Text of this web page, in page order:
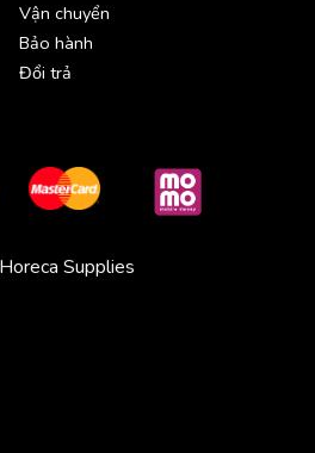
Vận chuyển
Bảo hành
Đổi trả
Supplies